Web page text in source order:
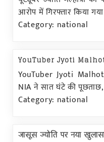
आरोप में गिरफ्तार किया
Category: national
YouTuber Jyoti
YouTuber Jyoti
NIA ने सात घंटे की
Category: national
जासूस ज्योति पर नया